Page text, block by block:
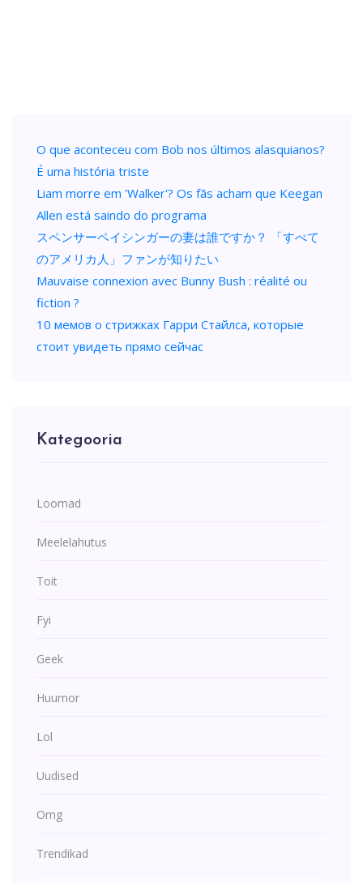
O que aconteceu com Bob nos últimos alasquianos?
É uma história triste
Liam morre em 'Walker'? Os fãs acham que Keegan
Allen está saindo do programa
スペンサーペイシンガーの妻は誰ですか？ 「すべて
のアメリカ人」ファンが知りたい
Mauvaise connexion avec Bunny Bush : réalité ou
fiction ?
10 мемов о стрижках Гарри Стайлса, которые
стоит увидеть прямо сейчас
Kategooria
Loomad
Meelelahutus
Toit
Fyi
Geek
Huumor
Lol
Uudised
Omg
Trendikad